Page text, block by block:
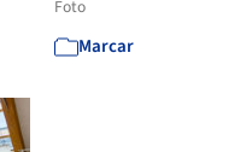
Foto
Marcar